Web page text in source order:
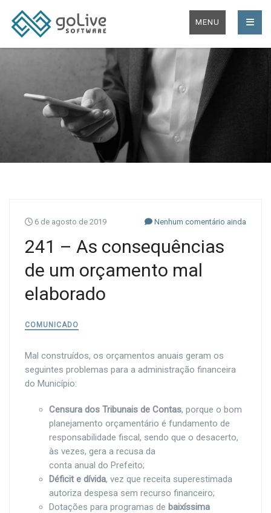
MENU
Nenhum comentário ainda
6 de agosto de 2019
241 – As consequências
de um orçamento mal
elaborado
COMUNICADO
Mal construídos, os orçamentos anuais geram os
seguintes problemas para a administração financeira
do Município:
Censura dos Tribunais de Contas, porque o bom
planejamento orçamentário é fundamento de
responsabilidade fiscal, sendo que o desacerto,
às vezes, gera a recusa da
conta anual do Prefeito;
Déficit e dívida, vez que receita superestimada
autoriza despesa sem recurso financeiro;
Dotações para programas de baixíssima